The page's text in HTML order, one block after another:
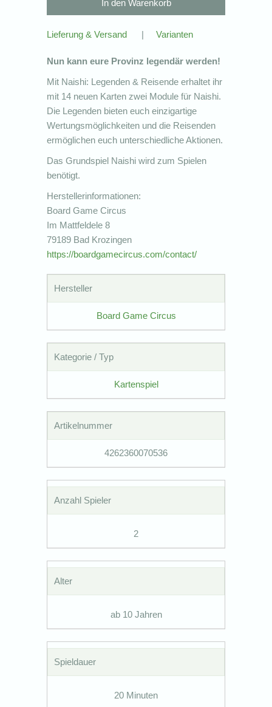
Lieferung & Versand | Varianten
Nun kann eure Provinz legendär werden!
Mit Naishi: Legenden & Reisende erhaltet ihr
mit 14 neuen Karten zwei Module für Naishi.
Die Legenden bieten euch einzigartige
Wertungsmöglichkeiten und die Reisenden
ermöglichen euch unterschiedliche Aktionen.
Das Grundspiel Naishi wird zum Spielen
benötigt.
Herstellerinformationen:
Board Game Circus
Im Mattfeldele 8
79189 Bad Krozingen
https://boardgamecircus.com/contact/
Hersteller
Board Game Circus
Kategorie / Typ
Kartenspiel
Artikelnummer
4262360070536
Anzahl Spieler
2
Alter
ab 10 Jahren
Spieldauer
20 Minuten